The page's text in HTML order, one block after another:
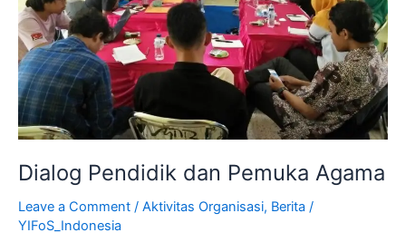
Dialog Pendidik dan Pemuka Agama
Leave a Comment / Aktivitas Organisasi, Berita /
YIFoS_Indonesia